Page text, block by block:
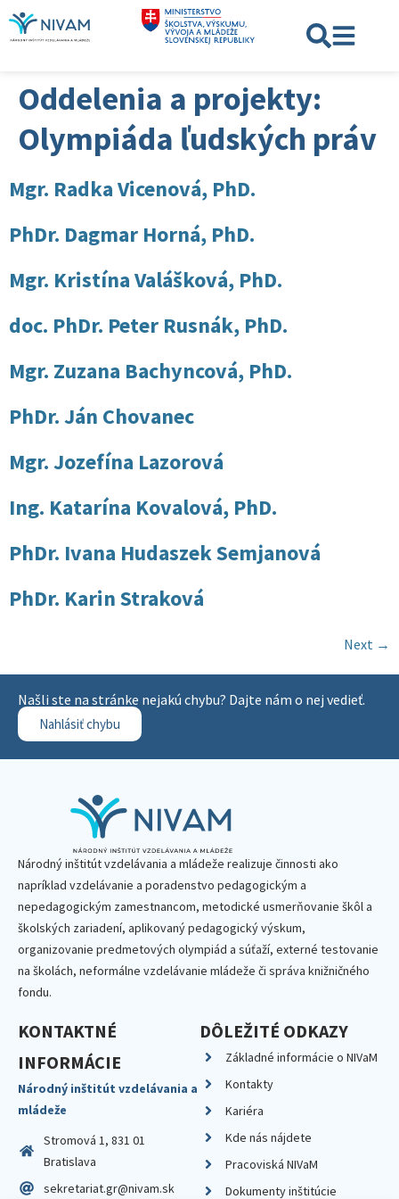
Oddelenia a projekty:
Olympiáda ľudských práv
Mgr. Radka Vicenová, PhD.
PhDr. Dagmar Horná, PhD.
Mgr. Kristína Valášková, PhD.
doc. PhDr. Peter Rusnák, PhD.
Mgr. Zuzana Bachyncová, PhD.
PhDr. Ján Chovanec
Mgr. Jozefína Lazorová
Ing. Katarína Kovalová, PhD.
PhDr. Ivana Hudaszek Semjanová
PhDr. Karin Straková
Next →
Našli ste na stránke nejakú chybu? Dajte nám o nej vedieť.
Nahlásiť chybu
Národný inštitút vzdelávania a mládeže realizuje činnosti ako
napríklad vzdelávanie a poradenstvo pedagogickým a
nepedagogickým zamestnancom, metodické usmerňovanie škôl a
školských zariadení, aplikovaný pedagogický výskum,
organizovanie predmetových olympiád a súťaží, externé testovanie
na školách, neformálne vzdelávanie mládeže či správa knižničného
fondu.
KONTAKTNÉ
INFORMÁCIE
Národný inštitút vzdelávania a
mládeže
Stromová 1, 831 01
Bratislava
sekretariat.gr@nivam.sk
DÔLEŽITÉ ODKAZY
Základné informácie o NIVaM
Kontakty
Kariéra
Kde nás nájdete
Pracoviská NIVaM
Dokumenty inštitúcie